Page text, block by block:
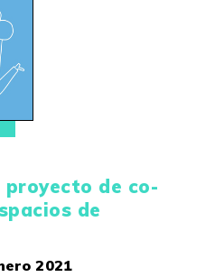
proyecto de co-
de
2021